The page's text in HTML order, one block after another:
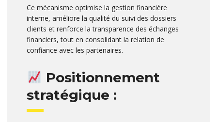
Ce mécanisme optimise la gestion financière
interne, améliore la qualité du suivi des dossiers
clients et renforce la transparence des échanges
financiers, tout en consolidant la relation de
confiance avec les partenaires.
Positionnement
stratégique :